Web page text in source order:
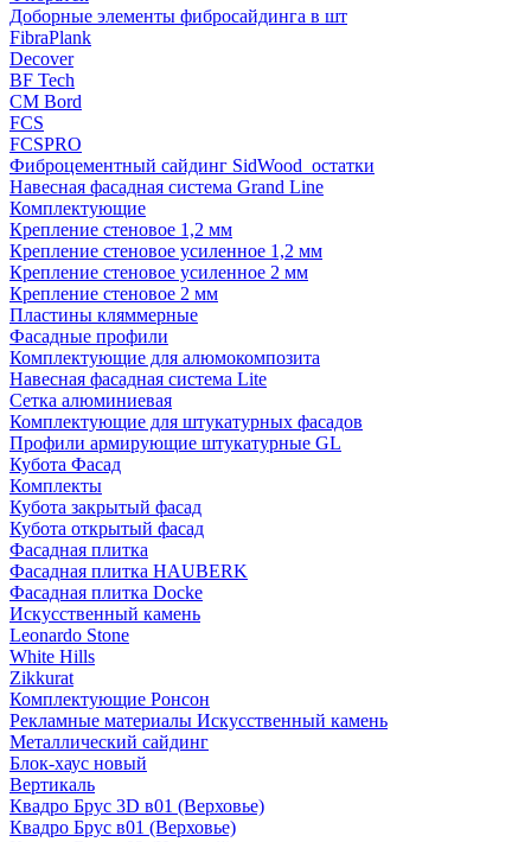
Доборные элементы фибросайдинга в шт
FibraPlank
Decover
BF Tech
CM Bord
FCS
FCSPRO
Фиброцементный сайдинг SidWood_остатки
Навесная фасадная система Grand Line
Комплектующие
Крепление стеновое 1,2 мм
Крепление стеновое усиленное 1,2 мм
Крепление стеновое усиленное 2 мм
Крепление стеновое 2 мм
Пластины кляммерные
Фасадные профили
Комплектующие для алюмокомпозита
Навесная фасадная система Lite
Сетка алюминиевая
Комплектующие для штукатурных фасадов
Профили армирующие штукатурные GL
Кубота Фасад
Комплекты
Кубота закрытый фасад
Кубота открытый фасад
Фасадная плитка
Фасадная плитка HAUBERK
Фасадная плитка Docke
Искусственный камень
Leonardo Stone
White Hills
Zikkurat
Комплектующие Ронсон
Рекламные материалы Искусственный камень
Металлический сайдинг
Блок-хаус новый
Вертикаль
Квадро Брус 3D в01 (Верховье)
Квадро Брус в01 (Верховье)